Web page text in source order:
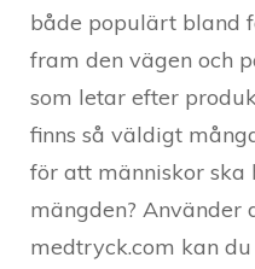
både populärt bland
fram den vägen och
som letar efter
finns så väldigt
för att människor
mängden?
medtryck.com kan